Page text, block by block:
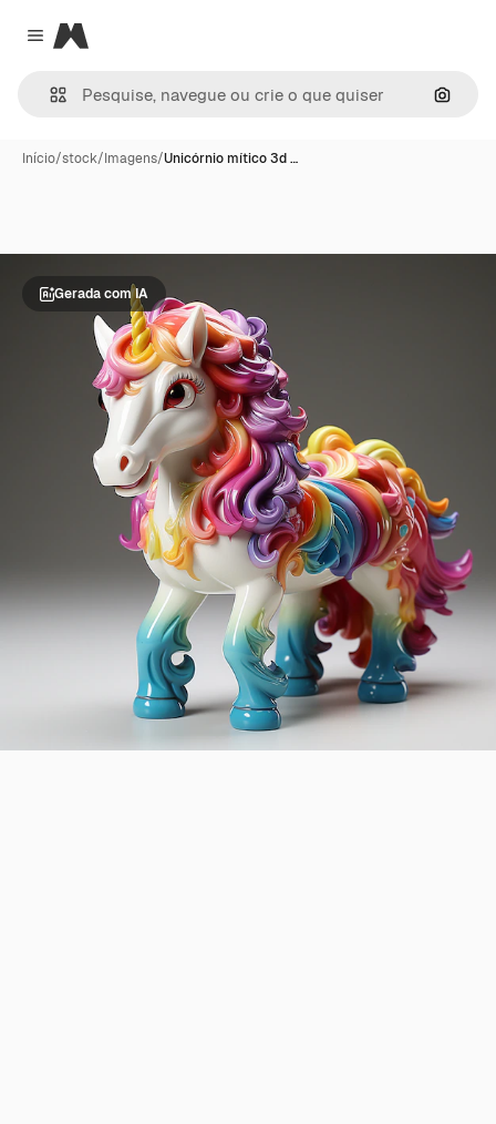
Close menu
Magnific
Início/stock/Imagens/Unicórnio mítico 3d …
Gerada com IA